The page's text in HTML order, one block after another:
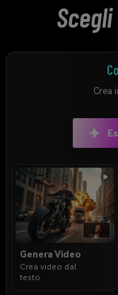
Crea
Genera Video
Crea video dal
testo